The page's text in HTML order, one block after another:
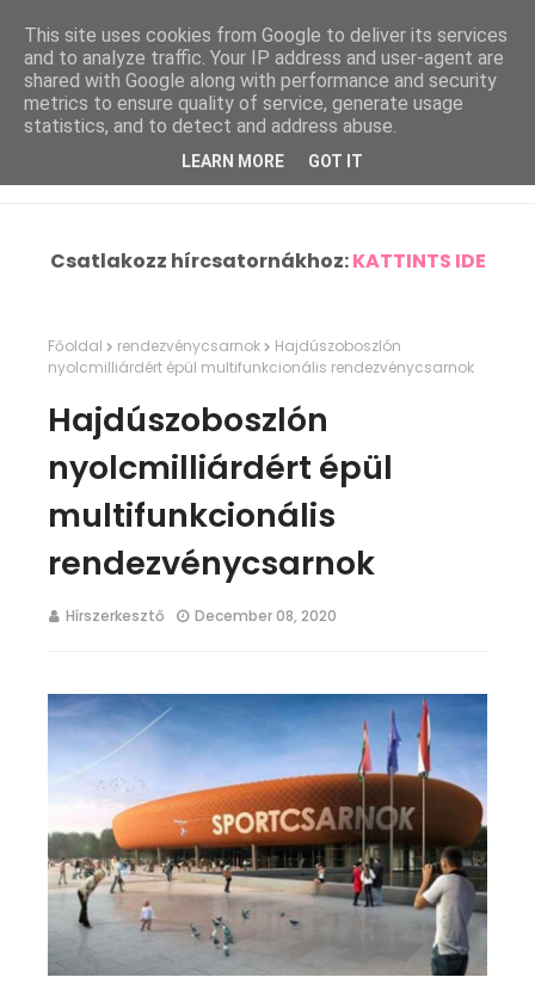
Csatlakozz hírcsatornákhoz:KATTINTS IDE
Főoldal rendezvénycsarnok
Hajdúszoboszlón
nyolcmilliárdért épül multifunkcionális rendezvénycsarnok
Hajdúszoboszlón
nyolcmilliárdért épül
multifunkcionális
rendezvénycsarnok
Hírszerkesztő December 08, 2020
This site uses cookies from Google to deliver its services
and to analyze traffic. Your IP address and user-agent are
shared with Google along with performance and security
metrics to ensure quality of service, generate usage
statistics, and to detect and address abuse.
LEARN MORE GOT IT